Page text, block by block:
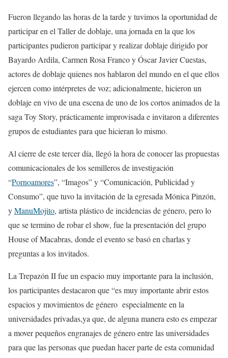
Fueron llegando las horas de la tarde y tuvimos la oportunidad de
participar en el Taller de doblaje, una jornada en la que los
participantes pudieron participar y realizar doblaje dirigido por
Bayardo Ardila, Carmen Rosa Franco y Óscar Javier Cuestas,
actores de doblaje quienes nos hablaron del mundo en el que ellos
ejercen como intérpretes de voz; adicionalmente, hicieron un
doblaje en vivo de una escena de uno de los cortos animados de la
saga Toy Story, prácticamente improvisada e invitaron a diferentes
grupos de estudiantes para que hicieran lo mismo.
Al cierre de este tercer día, llegó la hora de conocer las propuestas
comunicacionales de los semilleros de investigación
“Pornoamores”, “Imagos” y “Comunicación, Publicidad y
Consumo”, que tuvo la invitación de la egresada Mónica Pinzón,
yManuMojito, artista plástico de incidencias de género, pero lo
que se termino de robar el show, fue la presentación del grupo
House of Macabras, donde el evento se basó en charlas y
preguntas a los invitados.
La Trepazón II fue un espacio muy importante para la inclusión,
los participantes destacaron que “es muy importante abrir estos
espacios y movimientos de género especialmente en la
universidades privadas,ya que, de alguna manera esto es empezar
a mover pequeños engranajes de género entre las universidades
para que las personas que puedan hacer parte de esta comunidad